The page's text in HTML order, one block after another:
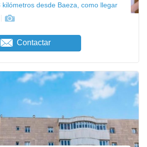
desde Baeza, como llegar
Contactar